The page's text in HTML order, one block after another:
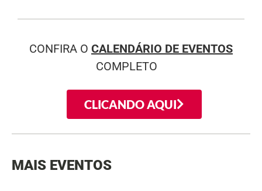
CONFIRA O CALENDÁRIO DE EVENTOS
COMPLETO
CLICANDO AQUI
MAIS EVENTOS